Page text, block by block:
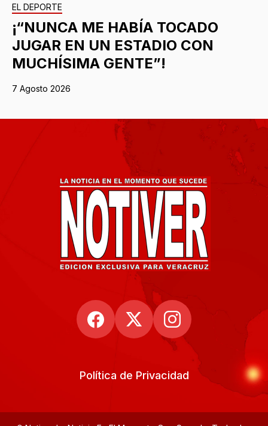
EL DEPORTE
¡“NUNCA ME HABÍA TOCADO
JUGAR EN UN ESTADIO CON
MUCHÍSIMA GENTE”!
7 Agosto 2026
Política de Privacidad